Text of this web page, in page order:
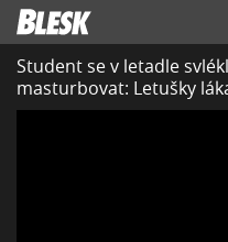
Student se v letadle
masturbovat: Letušky